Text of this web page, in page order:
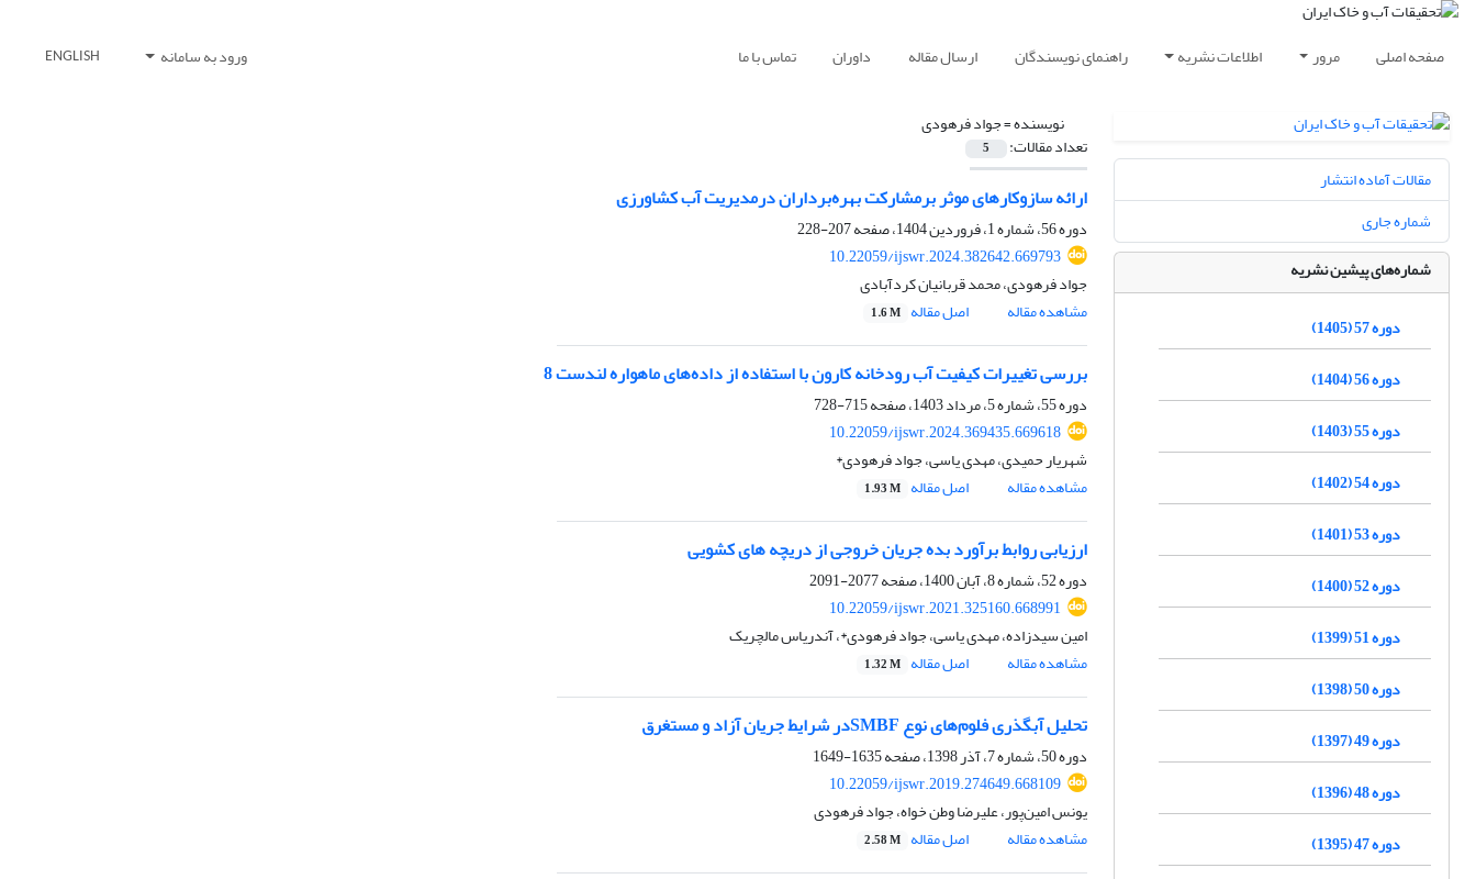
صفحه اصلی مرور اطلاعات نشریه راهنمای نویسندگان ارسال مقاله داوران تماس با ما ورود به سامانه ENGLISH
نویسنده =جواد فرهودی
تعداد مقالات: 5
ارائه سازوکارهای موثر برمشارکت بهره‌برداران درمدیریت آب کشاورزی
دوره 56، شماره 1، فروردین 1404، صفحه
207-228
10.22059/ijswr.2024.382642.669793
جواد فرهودی، محمد قربانیان کردآبادی
مشاهده مقاله
اصل مقاله 1.6 M
بررسی تغییرات کیفیت آب رودخانه کارون با استفاده از داده‌های ماهواره لندست 8
دوره 55، شماره 5، مرداد 1403، صفحه
715-728
10.22059/ijswr.2024.369435.669618
شهریار حمیدی، مهدی یاسی، جواد فرهودی*
مشاهده مقاله
اصل مقاله 1.93 M
ارزیابی روابط برآورد بده جریان خروجی از دریچه های کشویی
دوره 52، شماره 8، آبان 1400، صفحه
2077-2091
10.22059/ijswr.2021.325160.668991
امین سیدزاده، مهدی یاسی، جواد فرهودی*، آندریاس مالچریک
مشاهده مقاله
اصل مقاله 1.32 M
تحلیل آبگذری فلوم‌های نوع SMBFدر شرایط جریان آزاد و مستغرق
دوره 50، شماره 7، آذر 1398، صفحه
1635-1649
10.22059/ijswr.2019.274649.668109
یونس امین‌پور، علیرضا وطن خواه، جواد فرهودی
مشاهده مقاله
اصل مقاله 2.58 M
مقالات آماده انتشار
شماره جاری
شماره‌های پیشین نشریه
دوره 57 (1405)
دوره 56 (1404)
دوره 55 (1403)
دوره 54 (1402)
دوره 53 (1401)
دوره 52 (1400)
دوره 51 (1399)
دوره 50 (1398)
دوره 49 (1397)
دوره 48 (1396)
دوره 47 (1395)